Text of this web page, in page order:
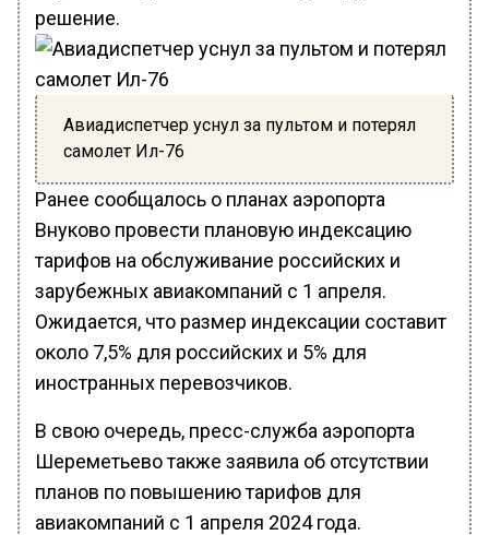
решение.
Авиадиспетчер уснул за пультом и потерял
самолет Ил-76
Ранее сообщалось о планах аэропорта
Внуково провести плановую индексацию
тарифов на обслуживание российских и
зарубежных авиакомпаний с 1 апреля.
Ожидается, что размер индексации составит
около 7,5% для российских и 5% для
иностранных перевозчиков.
В свою очередь, пресс-служба аэропорта
Шереметьево также заявила об отсутствии
планов по повышению тарифов для
авиакомпаний с 1 апреля 2024 года.